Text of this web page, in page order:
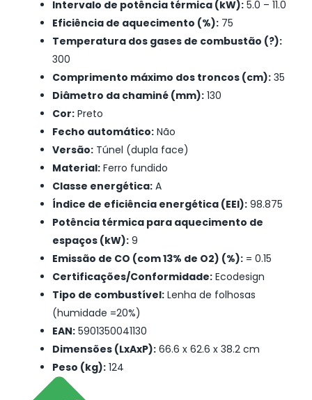
Intervalo de potência térmica (kW): 5.0 – 11.0
Eficiência de aquecimento (%): 75
Temperatura dos gases de combustão (?):
300
Comprimento máximo dos troncos (cm): 35
Diâmetro da chaminé (mm): 130
Cor: Preto
Fecho automático: Não
Versão: Túnel (dupla face)
Material: Ferro fundido
Classe energética: A
Índice de eficiência energética (EEI): 98.875
Potência térmica para aquecimento de
espaços (kW): 9
Emissão de CO (com 13% de O2) (%): = 0.15
Certificações/Conformidade: Ecodesign
Tipo de combustível: Lenha de folhosas
(humidade =20%)
EAN: 5901350041130
Dimensões (LxAxP): 66.6 x 62.6 x 38.2 cm
Peso (kg): 124